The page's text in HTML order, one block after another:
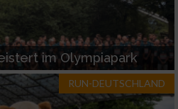
im Olympiapark
RUN-DEUTSCHLAND